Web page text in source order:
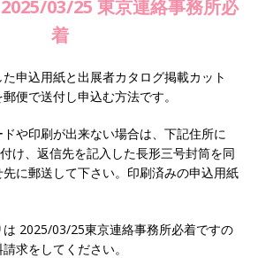
03/25 東京連絡事務所必
着
申込用紙と出展者カタログ掲載カット
便で送付し申込む方法です。
や印刷が出来ない場合は、下記住所に
け、返信先を記入した長形三号封筒を同
に郵送して下さい。印刷済みの申込用紙
2025/03/25東京連絡事務所必着ですの
求をしてください。